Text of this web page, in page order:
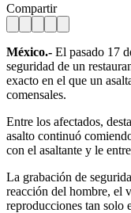
Compartir
México.- El pasado 17
seguridad de un
exacto en el que un
comensales.
Entre los afectados,
asalto continuó
con el asaltante y le
La grabación de
reacción del hombre, el
reproducciones tan solo